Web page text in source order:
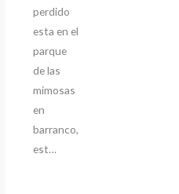
perdido
esta en el
parque
de las
mimosas
en
barranco,
est…